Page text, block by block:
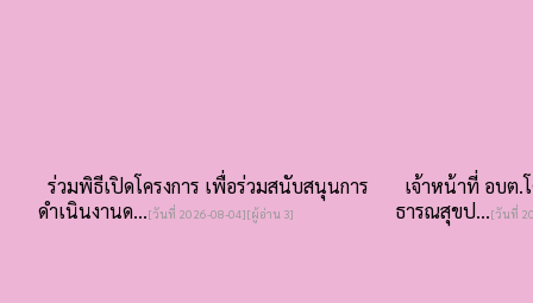
ร่วมพิธีเปิดโครงการ เพื่อร่วมสนับสนุนการ
ดำเนินงานด...[วันที่ 2026-08-04][ผู้อ่าน 3]
เจ้าหน้าที่ อบต.
ธารณสุขป...[วันที่